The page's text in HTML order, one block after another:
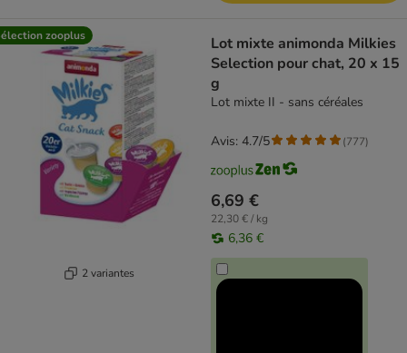
zooplus
2 variantes
Lot mixte animonda Milkies
Selection pour chat, 20 x 15
g
Lot mixte II - sans céréales
6,69 €
22,30 € / kg
6,36 €
Avis: 4.7/5 (777)